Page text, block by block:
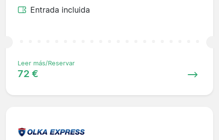
Entrada incluida
Leer más/Reservar
72 €